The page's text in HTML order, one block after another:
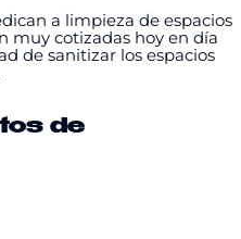
a limpieza de espacios
muy cotizadas hoy en día
de sanitizar los espacios
de